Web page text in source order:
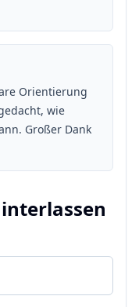
Orientierung
wie
Großer Dank